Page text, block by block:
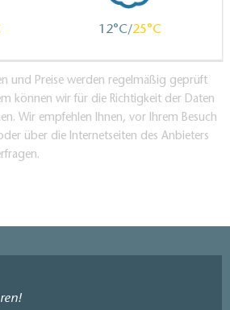
12 25
und Preise werden regelmäßig geprüft
können wir für die Richtigkeit der Daten
Wir empfehlen Ihnen, vor Ihrem Besuch
über die Internetseiten des Anbieters